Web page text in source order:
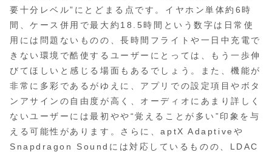
要十分レベル”にとどまる点です。イヤホン単体約6時
間、ケース併用で最大約18.5時間という数字は日常使
用には問題ないものの、長時間フライトや一日中充電で
きない環境で酷使するユーザーにとっては、もう一歩伸
びてほしいと感じる場面もあるでしょう。また、機能が
非常に多彩であるがゆえに、アプリでの設定項目やボタ
ンアサインの自由度が高く、オーディオにあまり詳しく
ないユーザーには最初やや“覚えることが多い”印象を与
える可能性があります。さらに、aptX Adaptiveや
Snapdragon Soundには対応しているものの、LDAC